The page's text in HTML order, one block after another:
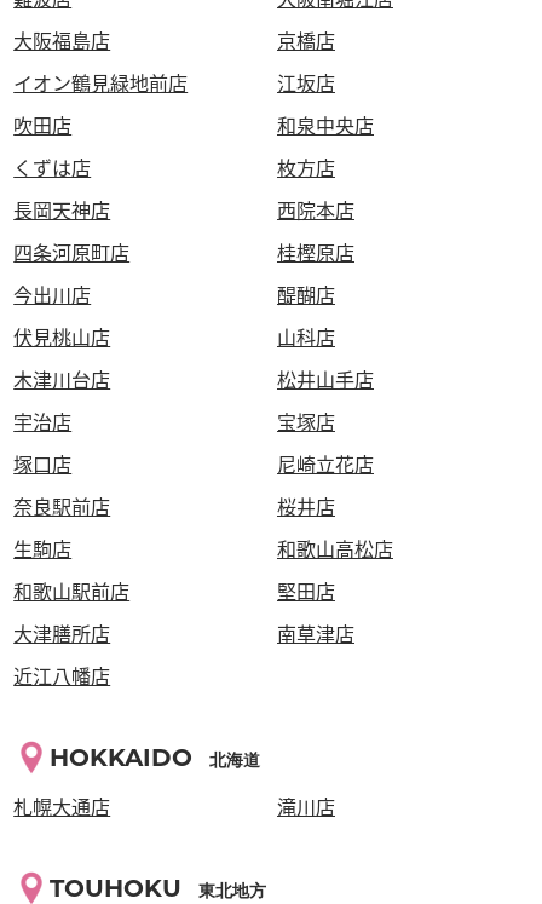
大阪福島店
京橋店
イオン鶴見緑地前店
江坂店
吹田店
和泉中央店
くずは店
枚方店
長岡天神店
西院本店
四条河原町店
桂樫原店
今出川店
醍醐店
伏見桃山店
山科店
木津川台店
松井山手店
宇治店
宝塚店
塚口店
尼崎立花店
奈良駅前店
桜井店
生駒店
和歌山高松店
和歌山駅前店
堅田店
大津膳所店
南草津店
近江八幡店
HOKKAIDO 北海道
札幌大通店 滝川店
TOUHOKU 東北地方